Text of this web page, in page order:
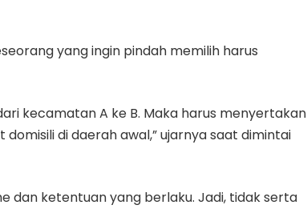
yang ingin pindah memilih harus
kecamatan A ke B. Maka harus menyertakan
di daerah awal,” ujarnya saat dimintai
dan ketentuan yang berlaku. Jadi, tidak serta